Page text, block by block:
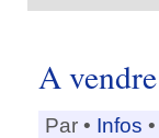
A
Par • Infos